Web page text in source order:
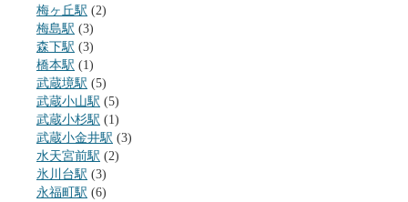
梅ヶ丘駅 (2)
梅島駅 (3)
森下駅 (3)
橋本駅 (1)
武蔵境駅 (5)
武蔵小山駅 (5)
武蔵小杉駅 (1)
武蔵小金井駅 (3)
水天宮前駅 (2)
氷川台駅 (3)
永福町駅 (6)